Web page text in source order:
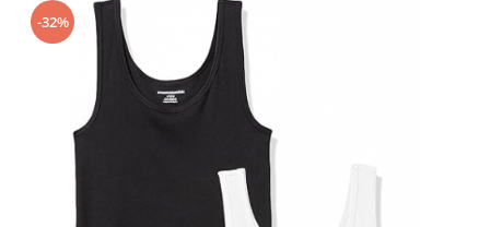
Electronice Auto
Intretinere & Cosmetica auto
Reparatii si echipamente auto
Trotinete electrice
Casa, Gradina & Bricolaj
Bucatarie & Servire
-32%